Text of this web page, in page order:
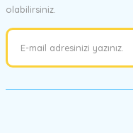
Ürün resmi kalitesiz,
Ürün bilgilerinde hatalar
olabilirsiniz.